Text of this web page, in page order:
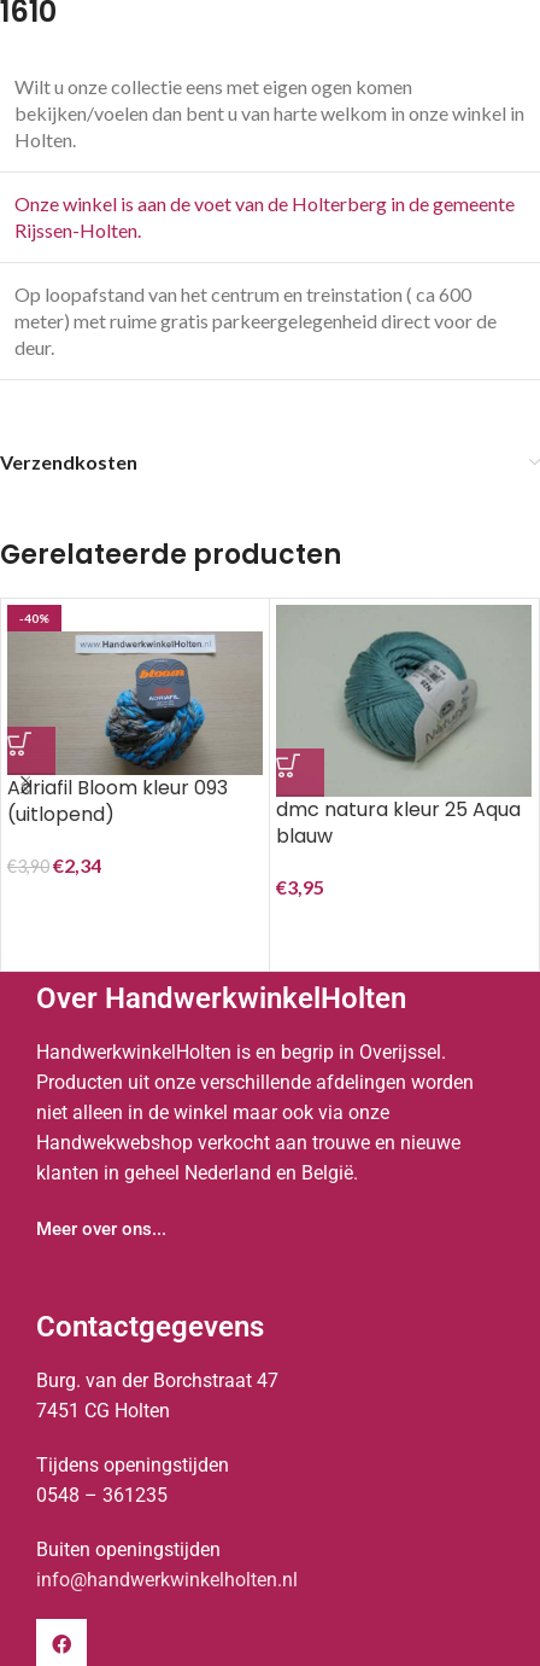
1610
Wilt u onze collectie eens met eigen ogen komen
bekijken/voelen dan bent u van harte welkom in onze winkel in
Holten.
Onze winkel is aan de voet van de Holterberg in de gemeente
Rijssen-Holten.
Op loopafstand van het centrum en treinstation ( ca 600
meter) met ruime gratis parkeergelegenheid direct voor de
deur.
Verzendkosten
Gerelateerde producten
-40%
Adriafil Bloom kleur 093
(uitlopend)
€3,90€2,34
dmc natura kleur 25 Aqua
blauw
€3,95
Over HandwerkwinkelHolten
HandwerkwinkelHolten is en begrip in Overijssel.
Producten uit onze verschillende afdelingen worden
niet alleen in de winkel maar ook via onze
Handwekwebshop verkocht aan trouwe en nieuwe
klanten in geheel Nederland en België.
Meer over ons...
Contactgegevens
Burg. van der Borchstraat 47
7451 CG Holten
Tijdens openingstijden
0548 – 361235
Buiten openingstijden
info@handwerkwinkelholten.nl